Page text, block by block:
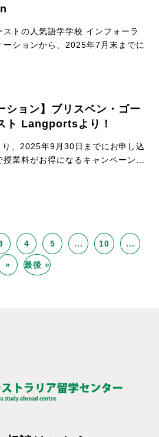
ストの人気語学学校 インフォーラ
ーションから、2025年7月末までに
ション】ブリスベン・ゴー
ト Langportsより！
、2025年9月30日までにお申し込
授業料がお得になるキャンペーン...
4 5 ... 10 ...
» 最後 »